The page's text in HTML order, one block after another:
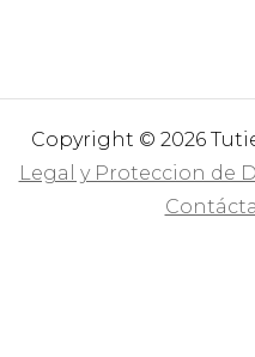
Copyright © 2026
Legal y Proteccion de